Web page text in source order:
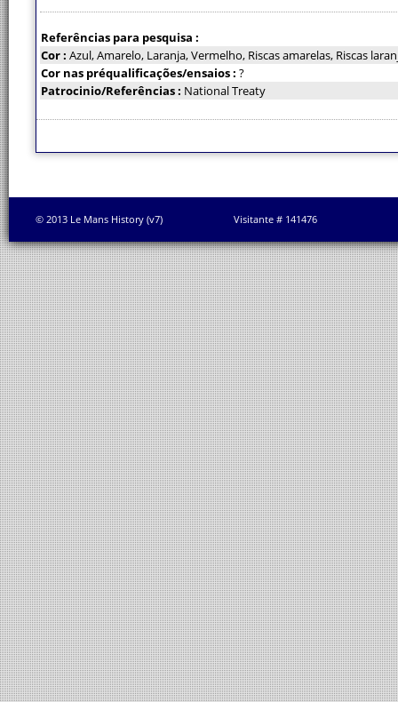
Referências para pesquisa :
Cor : Azul, Amarelo, Laranja, Vermelho, Riscas amarelas, Riscas
Cor nas préqualificações/ensaios : ?
Patrocinio/Referências : National Treaty
© 2013 Le Mans History (v7) Visitante # 141476